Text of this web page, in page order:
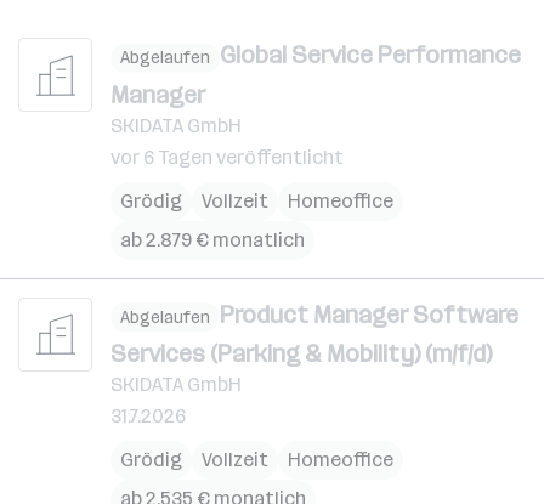
Abgelaufen Global Service Performance
Manager
SKIDATA GmbH
vor 6 Tagen veröffentlicht
Grödig
Vollzeit
Homeoffice
ab 2.879 € monatlich
Abgelaufen Product Manager Software
Services (Parking & Mobility) (m/f/d)
SKIDATA GmbH
31.7.2026
Grödig
Vollzeit
Homeoffice
ab 2.535 € monatlich